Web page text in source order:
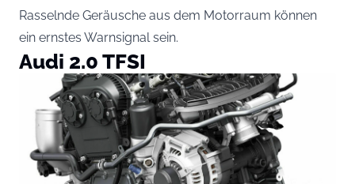
Rasselnde Geräusche aus dem Motorraum können
ein ernstes Warnsignal sein.
Audi 2.0 TFSI